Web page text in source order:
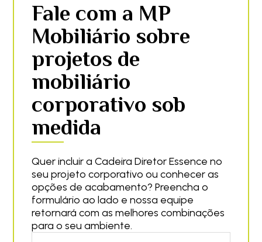
Fale com a MP
Mobiliário sobre
projetos de
mobiliário
corporativo sob
medida
Quer incluir a Cadeira Diretor Essence no
seu projeto corporativo ou conhecer as
opções de acabamento? Preencha o
formulário ao lado e nossa equipe
retornará com as melhores combinações
para o seu ambiente.